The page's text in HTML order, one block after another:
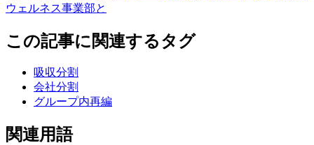
ウェルネス事業部と
この記事に関連するタグ
吸収分割
会社分割
グループ内再編
関連用語